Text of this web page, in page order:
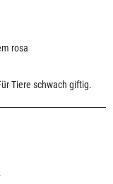
rosa
Tiere schwach giftig.